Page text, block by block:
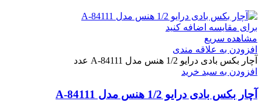
برای مقایسه اضافه کنید
مشاهده سریع
افزودن به علاقه مندی
آچار بکس بادی درایو 1/2 هنس مدل A-84111 عدد
افزودن به سبد خرید
آچار بکس بادی درایو 1/2 هنس مدل A-84111